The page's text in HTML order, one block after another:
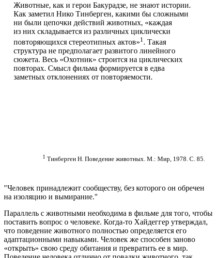
Животные, как и герои Бакурадзе, не знают истории.
Как заметил Нико Тинберген, какими бы сложными
ни были цепочки действий животных, «каждая
из них складывается из различных циклически
повторяющихся стереотипных актов»1 . Такая
структура не предполагает развитого линейного
сюжета. Весь «Охотник» строится на циклических
повторах. Смысл фильма формируется в едва
заметных отклонениях от повторяемости.
1 Тинберген Н. Поведение животных. М.: Мир, 1978. С. 85.
Человек принадлежит сообществу, без которого он обречен
на изоляцию и вымирание.
Параллель с животными необходима в фильме для того, чтобы
поставить вопрос о человеке. Когда-то Хайдеггер утверждал,
что поведение животного полностью определяется его
адаптационными навыками. Человек же способен заново
«открыть» свою среду обитания и превратить ее в мир.